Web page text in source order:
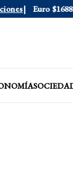
Euro $1688.03